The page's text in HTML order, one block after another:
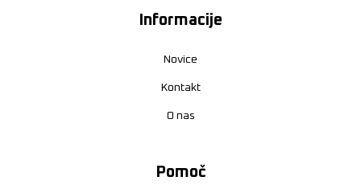
Informacije
Novice
Kontakt
O nas
Pomoč